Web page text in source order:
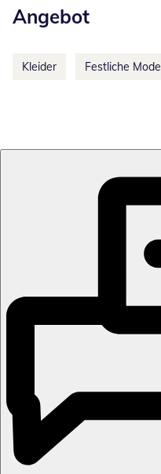
Angebot
Kleider Festliche Mode